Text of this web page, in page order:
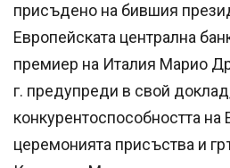
присъдено на бившия
Европейската централна
премиер на Италия Марио
г. предупреди в свой
конкурентоспособността на
церемонията присъства и